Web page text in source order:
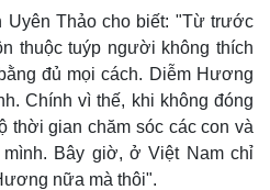
Uyên Thảo cho biết: "Từ trước
thuộc tuýp người không thích
đủ mọi cách. Diễm Hương
Chính vì thế, khi không đóng
thời gian chăm sóc các con và
Bây giờ, ở Việt Nam chỉ
nữa mà thôi".